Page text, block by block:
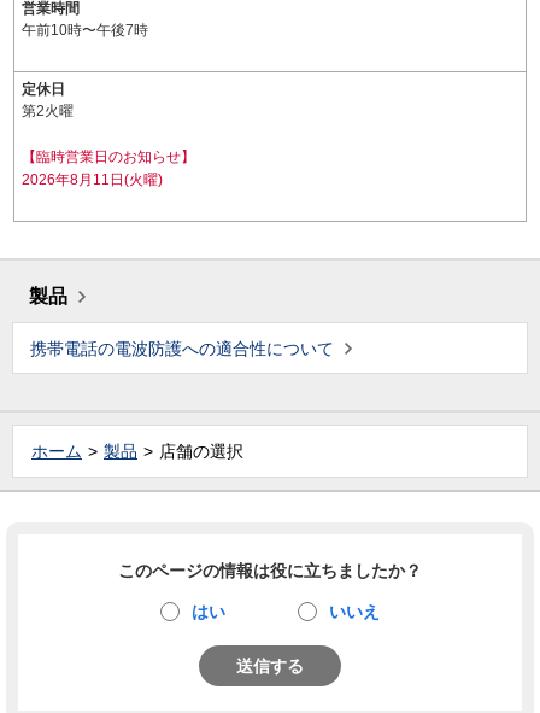
営業時間
午前10時〜午後7時
定休日
第2火曜
【臨時営業日のお知らせ】
2026年8月11日(火曜)
製品
携帯電話の電波防護への適合性について
ホーム 製品 店舗の選択
このページの情報は役に立ちましたか？
はい いいえ
送信する